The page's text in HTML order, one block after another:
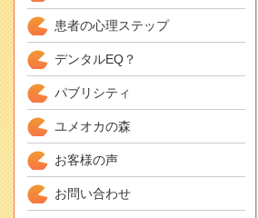
患者の心理ステップ
デンタルEQ？
パブリシティ
ユメオカの森
お客様の声
お問い合わせ